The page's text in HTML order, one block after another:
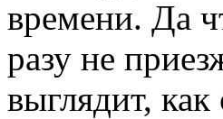
времени. Да
разу не
выглядит,